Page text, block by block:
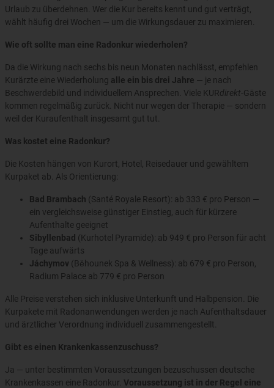
Urlaub zu überdehnen. Wer die Kur bereits kennt und gut verträgt,
wählt häufig drei Wochen — um die Wirkungsdauer zu maximieren.
Wie oft sollte man eine Radonkur wiederholen?
Da die Wirkung nach sechs bis neun Monaten nachlässt, empfehlen
Kurärzte eine Wiederholung alle ein bis drei Jahre — je nach
Beschwerdebild und individuellem Ansprechen. Viele KURdirekt-Gäste
kommen regelmäßig zurück. Nicht nur wegen der Therapie — sondern
weil der Kuraufenthalt insgesamt gut tut.
Was kostet eine Radonkur?
Die Kosten hängen von Kurort, Hotel, Reisedauer und gewähltem
Kurpaket ab. Als Orientierung:
Bad Brambach (Santé Royale Resort): ab 333 € pro Person —
ein vergleichsweise günstiger Einstieg, auch für kürzere
Aufenthalte geeignet
Sibyllenbad (Kurhotel Pyramide): ab 949 € pro Person für acht
Tage aufwärts
Jáchymov (Běhounek Spa & Wellness): ab 679 € pro Person,
Radium Palace ab 779 € pro Person
Alle Preise verstehen sich inklusive Unterkunft und Halbpension. Die
Kurpakete mit Radonanwendungen werden je nach Aufenthaltsdauer
und ärztlicher Verordnung individuell zusammengestellt.
Gibt es einen Krankenkassenzuschuss?
Ja — unter bestimmten Voraussetzungen bezuschussen deutsche
Krankenkassen eine Radonkur. Voraussetzung ist in der Regel eine